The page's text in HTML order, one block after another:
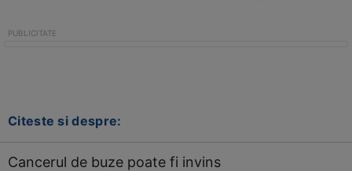
Citeste si despre:
Cancerul de buze poate fi invins